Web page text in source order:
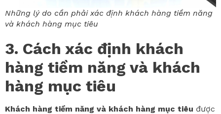
Những lý do cần phải xác định khách hàng tiềm năng
và khách hàng mục tiêu
3. Cách xác định khách
hàng tiềm năng và khách
hàng mục tiêu
Khách hàng tiềm năng và khách hàng mục tiêu được